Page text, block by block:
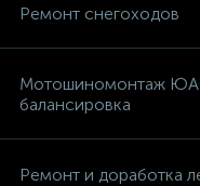
Ремонт снегоходов
Мотошиномонтаж
балансировка
Ремонт и доработка